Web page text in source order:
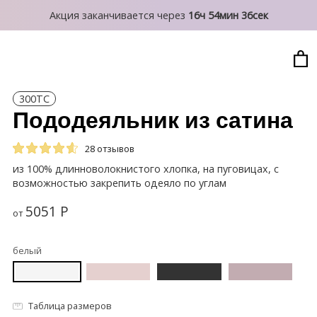
Акция заканчивается через 16ч 54мин 34сек
300TC
Пододеяльник из сатина
28 отзывов
из 100% длинноволокнистого хлопка, на пуговицах, с
возможностью закрепить одеяло по углам
от 5051 P
белый
Таблица размеров